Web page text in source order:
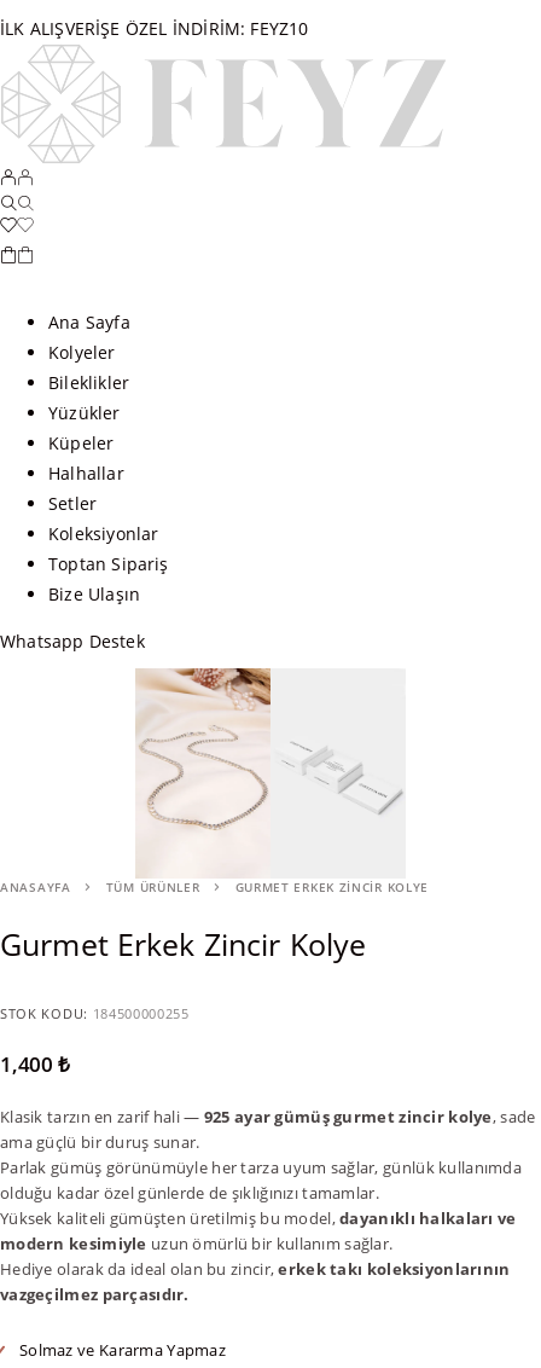
İLK ALIŞVERİŞE ÖZEL İNDİRİM: FEYZ10
Ana Sayfa
Kolyeler
Bileklikler
Yüzükler
Küpeler
Halhallar
Setler
Koleksiyonlar
Toptan Sipariş
Bize Ulaşın
Whatsapp Destek
ANASAYFA TÜM ÜRÜNLER GURMET ERKEK ZINCIR KOLYE
Gurmet Erkek Zincir Kolye
STOK KODU: 184500000255
1,400 ₺
Klasik tarzın en zarif hali — 925 ayar gümüş gurmet zincir kolye, sade
ama güçlü bir duruş sunar.
Parlak gümüş görünümüyle her tarza uyum sağlar, günlük kullanımda
olduğu kadar özel günlerde de şıklığınızı tamamlar.
Yüksek kaliteli gümüşten üretilmiş bu model,dayanıklı halkaları ve
modern kesimiyle uzun ömürlü bir kullanım sağlar.
Hediye olarak da ideal olan bu zincir,erkek takı koleksiyonlarının
vazgeçilmez parçasıdır.
Solmaz ve Kararma Yapmaz